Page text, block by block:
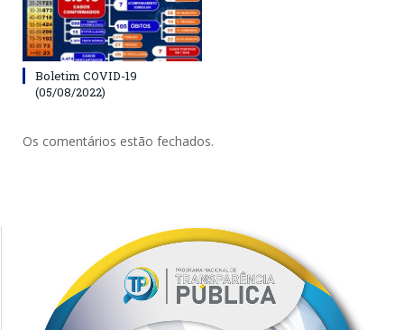
Boletim COVID-19
(05/08/2022)
Os comentários estão fechados.